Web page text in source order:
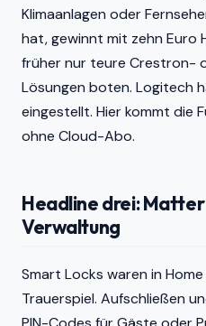
Klimaanlagen oder
hat, gewinnt mit zehn Euro
früher nur teure Crestron-
Lösungen boten. Logitech
eingestellt. Hier kommt die
ohne Cloud-Abo.
Headline drei:
Verwaltung
Smart Locks waren in
Trauerspiel. Aufschließen